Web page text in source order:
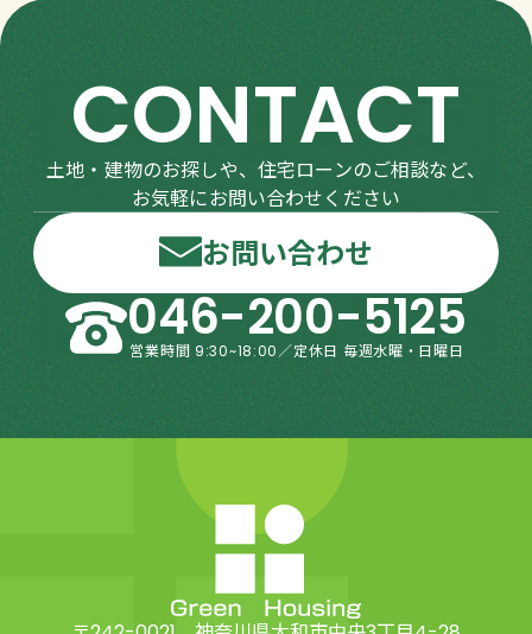
CONTACT
土地・建物のお探しや、住宅ローンのご相談など、
お気軽にお問い合わせください
お問い合わせ
046-200-5125
営業時間 9:30~18:00／定休日 毎週水曜・日曜日